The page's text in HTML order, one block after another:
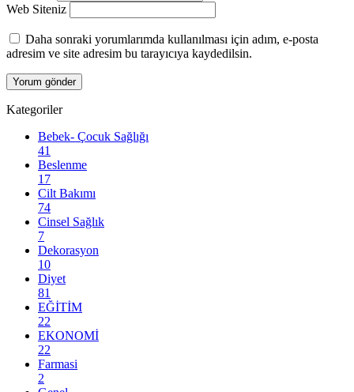
Web Siteniz
Daha sonraki yorumlarımda kullanılması için adım, e-posta
adresim ve site adresim bu tarayıcıya kaydedilsin.
Kategoriler
Bebek- Çocuk Sağlığı
41
Beslenme
17
Cilt Bakımı
74
Cinsel Sağlık
7
Dekorasyon
10
Diyet
81
EĞİTİM
22
EKONOMİ
22
Farmasi
2